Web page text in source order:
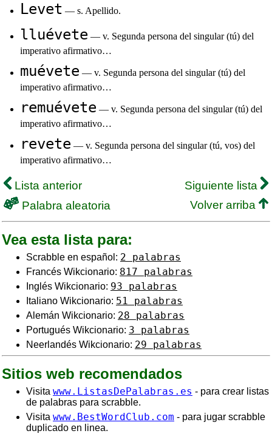
Levet — s. Apellido.
lluévete — v. Segunda persona del singular (tú) del
imperativo afirmativo…
muévete — v. Segunda persona del singular (tú) del
imperativo afirmativo…
remuévete — v. Segunda persona del singular (tú) del
imperativo afirmativo…
revete — v. Segunda persona del singular (tú, vos) del
imperativo afirmativo…
Lista anterior
Siguiente lista
Palabra aleatoria
Volver arriba
Vea esta lista para:
Scrabble en español: 2 palabras
Francés Wikcionario: 817 palabras
Inglés Wikcionario: 93 palabras
Italiano Wikcionario: 51 palabras
Alemán Wikcionario: 28 palabras
Portugués Wikcionario: 3 palabras
Neerlandés Wikcionario: 29 palabras
Sitios web recomendados
Visita www.ListasDePalabras.es - para crear listas
de palabras para scrabble.
Visita www.BestWordClub.com - para jugar scrabble
duplicado en linea.